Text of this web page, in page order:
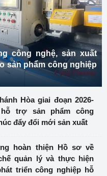
công nghệ, sản xuất
sản phẩm công nghiệp
Hòa giai đoạn 2026-
trợ sản phẩm công
đẩy đổi mới sản xuất
hoàn thiện Hồ sơ về
quản lý và thực hiện
triển công nghiệp hỗ